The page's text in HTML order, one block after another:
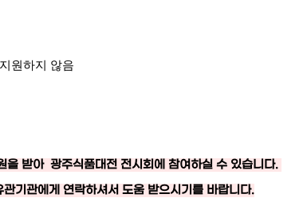
원하지 않음
을 받아 광주식품대전 전시회에 참여하실 수 있습니다.
기관에게 연락하셔서 도움 받으시기를 바랍니다.